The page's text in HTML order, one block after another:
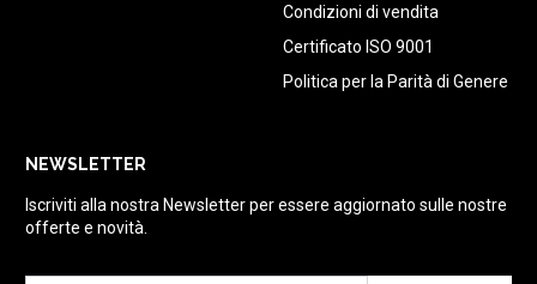
Condizioni di vendita
Certificato ISO 9001
Politica per la Parità di Genere
NEWSLETTER
Iscriviti alla nostra Newsletter per essere aggiornato sulle nostre
offerte e novità.